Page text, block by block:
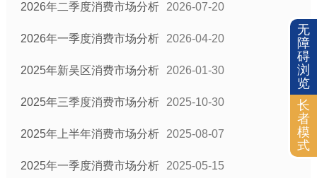
无
障
碍
浏
览
长
者
模
式
2026年二季度消费市场分析 2026-07-20
2026年一季度消费市场分析 2026-04-20
2025年新吴区消费市场分析 2026-01-30
2025年三季度消费市场分析 2025-10-30
2025年上半年消费市场分析 2025-08-07
2025年一季度消费市场分析 2025-05-15